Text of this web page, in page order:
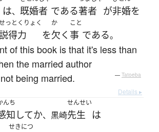
は、 既婚者 である著者 が非婚を
っとくりょく
得力 を
か
欠く
こと
事 である。
of this book is that it's less than
the married author
being married.
— Tatoeba
Details ▸
んち
知 してか、黒崎
せんせい
先生 は
せきにつ